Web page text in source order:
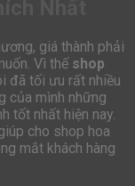
giá thành phải
Vì thế shop
đã tối ưu rất nhiều
của mình những
tốt nhất hiện nay.
cho shop hoa
mắt khách hàng